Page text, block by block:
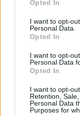
use your data for
consent section.
Opted In
I want to opt-
Personal Data.
Opted In
I want to opt-
Personal Data
Opted In
I want to opt-
Retention,
Personal Data
Purposes for
színezete milyen
hozzá illő zene
A magyar néző
Sörgyári
hol fogta még
De külföldön?